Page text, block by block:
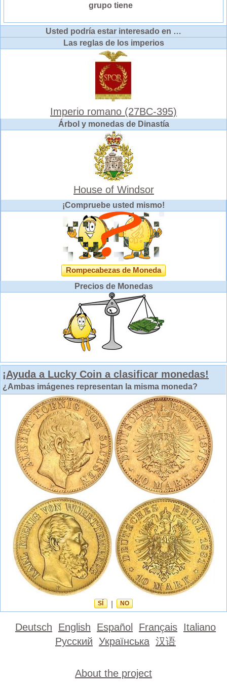
grupo tiene
Usted podría estar interesado en …
Las reglas de los imperios
Imperio romano (27BC-395)
Árbol y monedas de Dinastía
House of Windsor
¡Compruebe usted mismo!
Rompecabezas de Moneda
Precios de Monedas
¡Ayuda a Lucky Coin a clasificar monedas!
¿Ambas imágenes representan la misma moneda?
SÍ NO
Deutsch English Español Français Italiano
Русский Українська 汉语
About the project